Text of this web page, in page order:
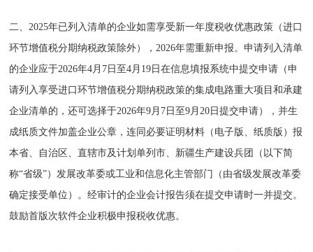
二、2025年已列入清单的企业如需享受新一年度税收优惠政策（进口
环节增值税分期纳税政策除外），2026年需重新申报。申请列入清单
的企业应于2026年4月7日至4月19日在信息填报系统中提交申请（申
请列入享受进口环节增值税分期纳税政策的集成电路重大项目和承建
企业清单的，还可选择于2026年9月7日至9月20日提交申请），并生
成纸质文件加盖企业公章，连同必要证明材料（电子版、纸质版）报
本省、自治区、直辖市及计划单列市、新疆生产建设兵团（以下简
称“省级”）发展改革委或工业和信息化主管部门（由省级发展改革委
确定接受单位）。经审计的企业会计报告须在提交申请时一并提交。
鼓励首版次软件企业积极申报税收优惠。